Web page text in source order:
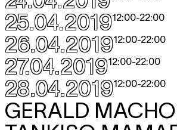
25.04.201912:00-22:00
26.04.201912:00-22:00
27.04.201912:00-22:00
28.04.201912:00-22:00
GERALD